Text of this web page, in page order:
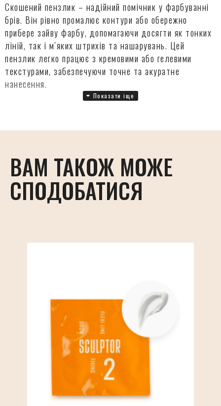
Скошений пензлик – надійний помічник у фарбуванні
брів. Він рівно промалює контури або обережно
прибере зайву фарбу, допомагаючи досягти як тонких
ліній, так і м’яких штрихів та нашарувань. Цей
пензлик легко працює з кремовими або гелевими
текстурами, забезпечуючи точне та акуратне
нанесення.
ВАМ ТАКОЖ МОЖЕ
СПОДОБАТИСЯ